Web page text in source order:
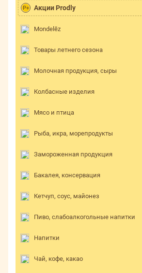
P+ Акции Prodly
Mondelēz
Товары летнего сезона
Молочная продукция, сыры
Колбасные изделия
Мясо и птица
Рыба, икра, морепродукты
Замороженная продукция
Бакалея, консервация
Кетчуп, соус, майонез
Пиво, слабоалкогольные напитки
Напитки
Чай, кофе, какао